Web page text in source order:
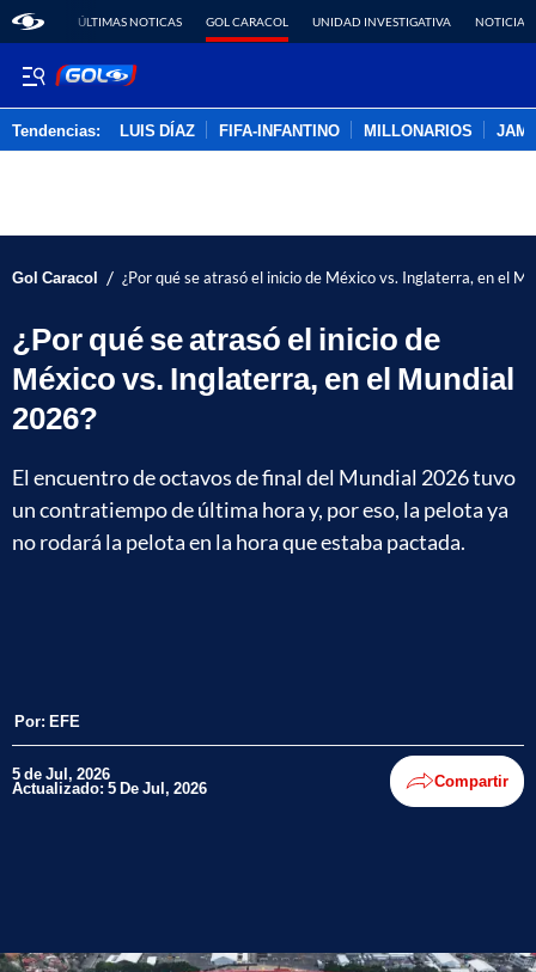
ÚLTIMAS NOTICAS GOL CARACOL UNIDAD INVESTIGATIVA NOTICIAS
Tendencias: LUIS DÍAZ FIFA-INFANTINO MILLONARIOS
Gol Caracol / ¿Por qué se atrasó el inicio de México vs. Inglaterra, en el
¿Por qué se atrasó el inicio de
México vs. Inglaterra, en el Mundial
2026?
El encuentro de octavos de final del Mundial 2026 tuvo
un contratiempo de última hora y, por eso, la pelota ya
no rodará la pelota en la hora que estaba pactada.
Por: EFE
5 de Jul, 2026
Actualizado: 5 De Jul, 2026 Compartir